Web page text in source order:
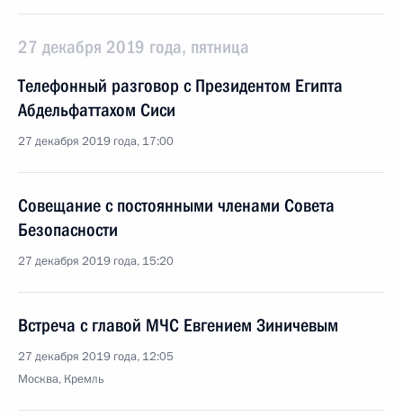
27 декабря 2019 года, пятница
Телефонный разговор с Президентом Египта
Абдельфаттахом Сиси
27 декабря 2019 года, 17:00
Совещание с постоянными членами Совета
Безопасности
27 декабря 2019 года, 15:20
Встреча с главой МЧС Евгением Зиничевым
27 декабря 2019 года, 12:05
Москва, Кремль